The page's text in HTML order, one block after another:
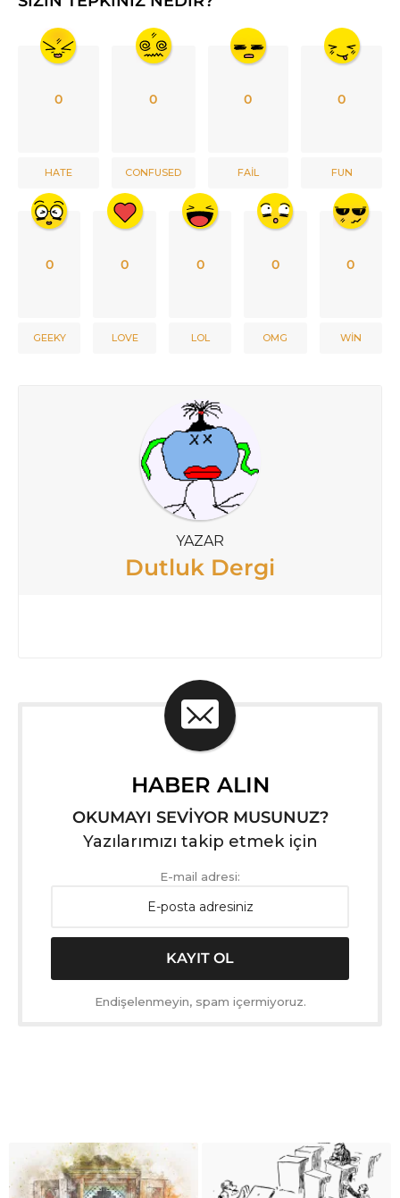
0
HATE
0
CONFUSED
0
FAIL
0
FUN
0
GEEKY
0
LOVE
0
LOL
0
OMG
0
WIN
YAZAR
Dutluk Dergi
HABER ALIN
OKUMAYI SEVİYOR MUSUNUZ?
Yazılarımızı takip etmek için
E-mail adresi:
Endişelenmeyin, spam içermiyoruz.